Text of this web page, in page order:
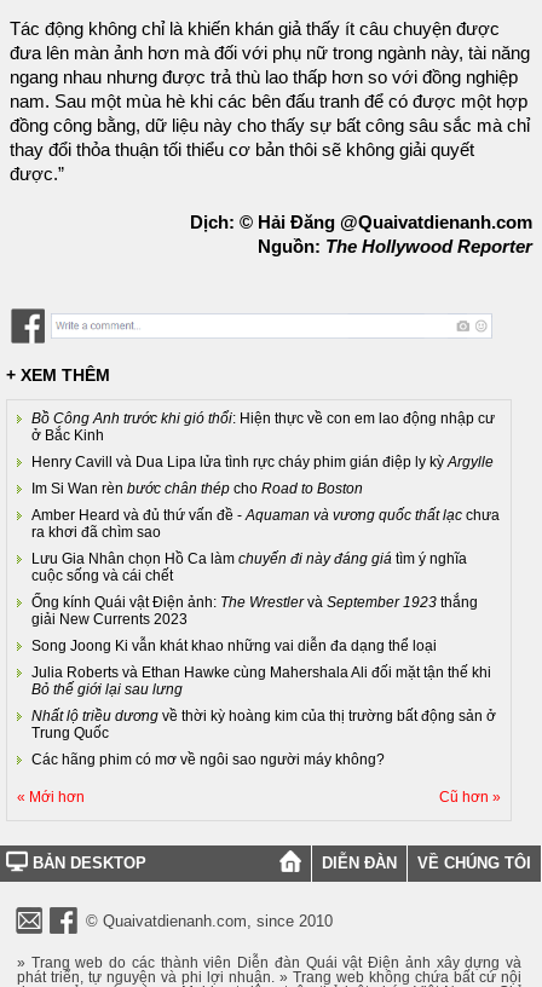
Tác động không chỉ là khiến khán giả thấy ít câu chuyện được
đưa lên màn ảnh hơn mà đối với phụ nữ trong ngành này, tài năng
ngang nhau nhưng được trả thù lao thấp hơn so với đồng nghiệp
nam. Sau một mùa hè khi các bên đấu tranh để có được một hợp
đồng công bằng, dữ liệu này cho thấy sự bất công sâu sắc mà chỉ
thay đổi thỏa thuận tối thiểu cơ bản thôi sẽ không giải quyết
được.”
Dịch: © Hải Đăng @Quaivatdienanh.com
Nguồn: The Hollywood Reporter
+ XEM THÊM
Bồ Công Anh trước khi gió thổi: Hiện thực về con em lao động nhập cư
ở Bắc Kinh
Henry Cavill và Dua Lipa lửa tình rực cháy phim gián điệp ly kỳ Argylle
Im Si Wan rèn bước chân thép cho Road to Boston
Amber Heard và đủ thứ vấn đề - Aquaman và vương quốc thất lạc chưa
ra khơi đã chìm sao
Lưu Gia Nhân chọn Hồ Ca làm chuyến đi này đáng giá tìm ý nghĩa
cuộc sống và cái chết
Ống kính Quái vật Điện ảnh: The Wrestlervà September 1923 thắng
giải New Currents 2023
Song Joong Ki vẫn khát khao những vai diễn đa dạng thể loại
Julia Roberts và Ethan Hawke cùng Mahershala Ali đối mặt tận thế khi
Bỏ thế giới lại sau lưng
Nhất lộ triều dương về thời kỳ hoàng kim của thị trường bất động sản ở
Trung Quốc
Các hãng phim có mơ về ngôi sao người máy không?
« Mới hơn Cũ hơn »
BẢN DESKTOP DIỄN ĐÀN VỀ CHÚNG TÔI
© Quaivatdienanh.com, since 2010
» Trang web do các thành viên Diễn đàn Quái vật Điện ảnh xây dựng và
phát triển, tự nguyện và phi lợi nhuận. » Trang web không chứa bất cứ nội